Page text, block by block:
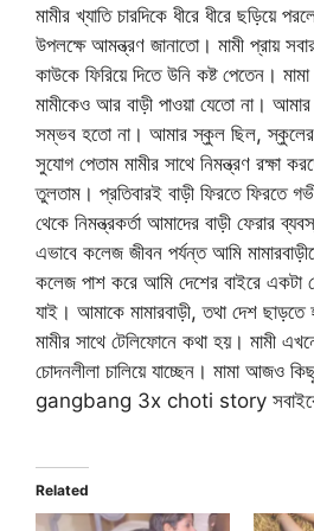
মামীর খ্যাতি চারদিকে ধীরে ধীরে ছড়িয়ে
উপলক্ষে আমন্ত্রণ জানাতো। মামী প্রায়
কাউকে ফিরিয়ে দিতে উনি কষ্ট পেতেন।
মামীকেও আর বাড়ী পাওয়া যেতো না। আমার
সম্ভব হতো না। আমার স্কুল ছিল, স্কুলের
সুযোগ পেতাম মামীর সাথে নিমন্ত্রণ রক্ষা
তুলতাম। প্রতিবারই বাড়ী ফিরতে ফিরতে
থেকে নিমন্ত্রকর্তা আমাদের বাড়ী ফেরার
এভাবে কলেজ জীবন পর্যন্ত আমি
কলেজ পাশ করে আমি দেশের বাইরে একটা
যাই। আমাকে মামারবাড়ী, তথা দেশ
মামীর সাথে টেলিফোনে কথা হয়। মামী
চোদনলীলা চালিয়ে যাচ্ছেন। মামা আজও
gangbang 3x choti story সবাইকে
Related